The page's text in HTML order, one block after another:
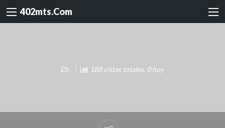
402mts.Com
188 vistas totales, 0 hoy